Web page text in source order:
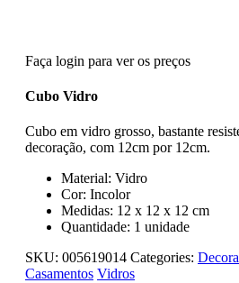
Faça login para ver os preços
Cubo Vidro
Cubo em vidro grosso, bastante
decoração, com 12cm por 12cm.
Material: Vidro
Cor: Incolor
Medidas: 12 x 12 x 12 cm
Quantidade: 1 unidade
SKU: 005619014 Categories:
Casamentos Vidros